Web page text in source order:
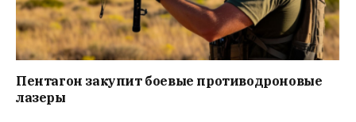
Пентагон закупит боевые противодроновые
лазеры